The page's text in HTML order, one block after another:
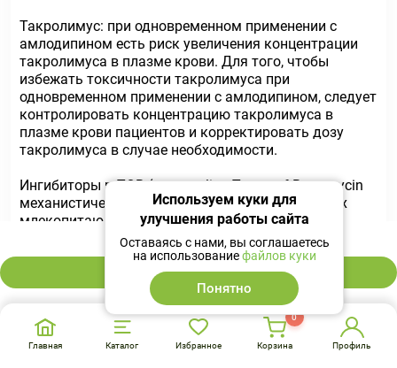
51 ₽
В корзину
Такролимус: при одновременном применении с
амлодипином есть риск увеличения концентрации
такролимуса в плазме крови. Для того, чтобы
избежать токсичности такролимуса при
одновременном применении с амлодипином, следует
контролировать концентрацию такролимуса в
плазме крови пациентов и корректировать дозу
такролимуса в случае необходимости.
Ингибиторы mTOR (mammalian Target of Rapamycin
механистическая мишень рапамицина в клетках
млекопитающих): ингибиторы mTOR (например,
темсиролимус, сиролимус, эверолимус) являются
субстратами изофермента СYР3А4. Поскольку
амлодипин является слабым ингибитором
изофермента СYР3А4, при совместном применении
амлодипина с ингибиторами mTOR может
повыситься их экспозиция.
Главная Каталог Избранное Корзина
0
Профиль
Используем куки для
улучшения работы сайта
Оставаясь с нами, вы соглашаетесь
на использованиефайлов куки
Понятно